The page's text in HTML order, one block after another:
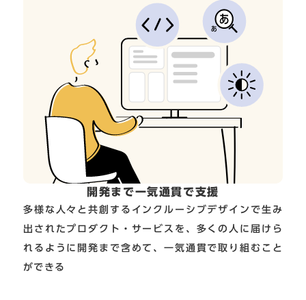
開発まで一気通貫で支援
多様な人々と共創するインクルーシブデザインで生み
出されたプロダクト・サービスを、多くの人に届けら
れるように開発まで含めて、一気通貫で取り組むこと
ができる